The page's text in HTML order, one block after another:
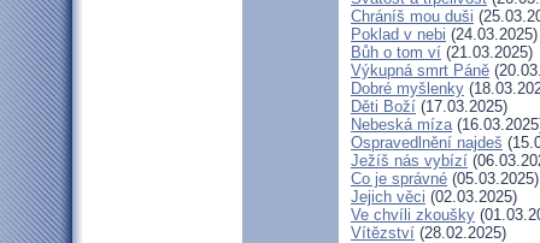
Chráníš mou duši
Poklad v nebi (24.03.2025)
Bůh o tom ví (21.03.2025)
Výkupná smrt Páně
Dobré myšlenky
Děti Boží (17.03.2025)
Nebeská míza
Ospravedlnění najdeš
Ježíš nás vybízí
Co je správné (05.03.2025)
Jejich věci (02.03.2025)
Ve chvíli zkoušky
Vítězství (28.02.2025)